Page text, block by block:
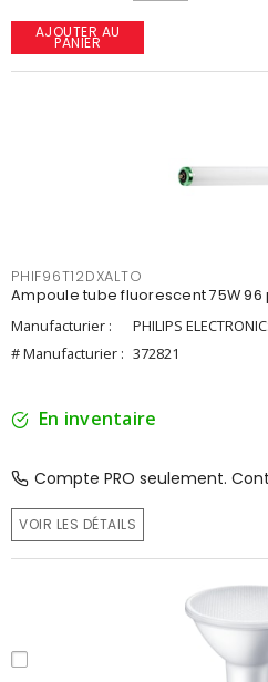
AJOUTER AU
PANIER
PHIF96T12DXALTO
Ampoule tube fluorescent 75W 96
Manufacturier :
PHILIPS
# Manufacturier : 372821
En inventaire
Compte PRO seulement.
VOIR LES DÉTAILS